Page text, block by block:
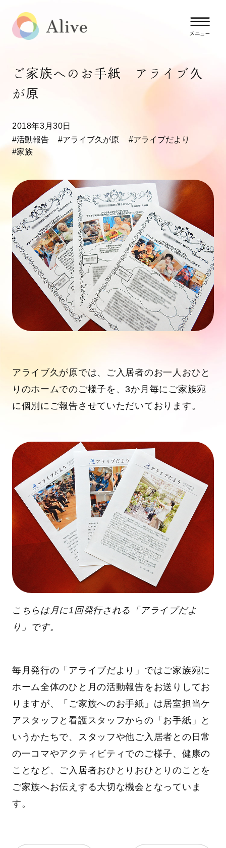
ご家族へのお手紙 アライブ久
が原
2018年3月30日
#活動報告
#アライブ久が原
#アライブだより
#家族
アライブ久が原では、ご入居者のお一人おひと
りのホームでのご様子を、3か月毎にご家族宛
に個別にご報告させていただいております。
こちらは月に1回発行される「アライブだよ
り」です。
毎月発行の「アライブだより」ではご家族宛に
ホーム全体のひと月の活動報告をお送りしてお
りますが、「ご家族へのお手紙」は居室担当ケ
アスタッフと看護スタッフからの「お手紙」と
いうかたちで、スタッフや他ご入居者との日常
の一コマやアクティビティでのご様子、健康の
ことなど、ご入居者おひとりおひとりのことを
ご家族へお伝えする大切な機会となっていま
す。